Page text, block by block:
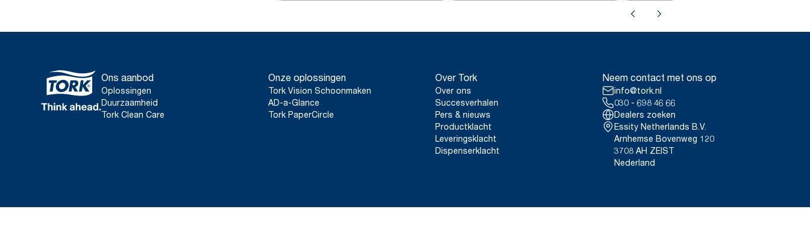
Ons aanbod
Oplossingen
Duurzaamheid
Tork Clean Care
Onze oplossingen
Tork Vision Schoonmaken
AD-a-Glance
Tork PaperCircle
Over Tork
Over ons
Succesverhalen
Pers & nieuws
Productklacht
Leveringsklacht
Dispenserklacht
Neem contact met ons op
info@tork.nl
030 - 698 46 66
Dealers zoeken
Essity Netherlands B.V.
Arnhemse Bovenweg 120
3708 AH ZEIST
Nederland